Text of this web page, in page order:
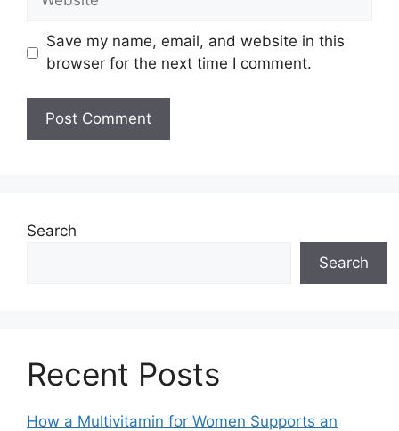
Save my name, email, and website in this
browser for the next time I comment.
Search
Search
Recent Posts
How a Multivitamin for Women Supports an